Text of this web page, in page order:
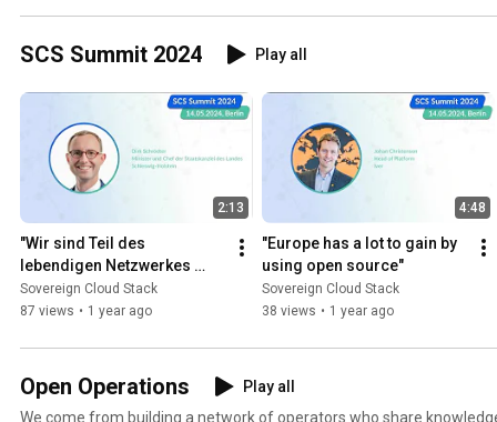
SCS Summit 2024 Play all
2:13
"Wir sind Teil des
lebendigen Netzwerkes
Digitale Souveränität"
Sovereign Cloud Stack
87 views • 1 year ago
4:48
"Europe has a lot to gain by
using open source"
Sovereign Cloud Stack
38 views • 1 year ago
Open Operations
Play all
We come from building a network of operators who share